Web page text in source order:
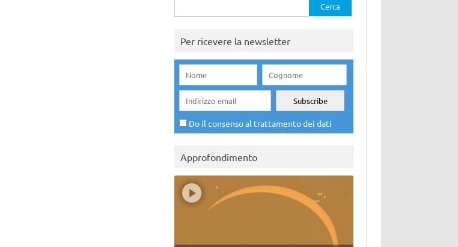
per:
Per ricevere la newsletter
Do il consenso al trattamento dei dati
Approfondimento